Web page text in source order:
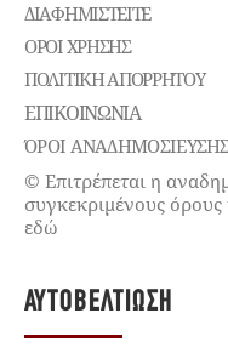
ΔΙΑΦΗΜΙΣΤΕΊΤΕ
ΌΡΟΙ ΧΡΉΣΗΣ
ΠΟΛΙΤΙΚΉ ΑΠΟΡΡΉΤΟΥ
ΕΠΙΚΟΙΝΩΝΊΑ
ΌΡΟΙ
© Επιτρέπεται η
συγκεκριμένους όρους
εδώ
ΑΥΤΟΒΕΛΤΊΩΣΗ